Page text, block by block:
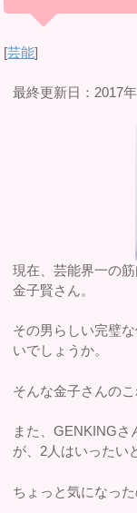
[芸能]
最終更新日：2017
現在、芸能界一の
金子賢さん。
その男らしい完璧
いでしょうか。
そんな金子さんの
また、GENKINGさ
が、2人はいったい
ちょっと気になっ